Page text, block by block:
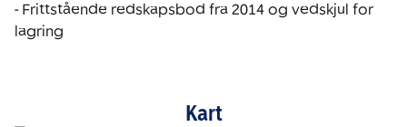
- Frittstående redskapsbod fra 2014 og vedskjul for
Kart